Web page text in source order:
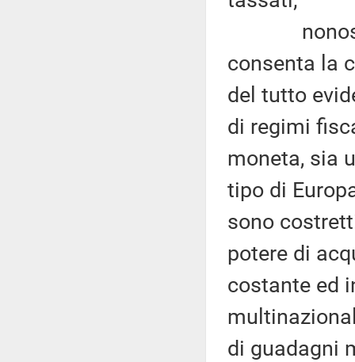
consenta la
del tutto
di regimi
moneta, sia
tipo di
sono
potere di
costante ed
di guadagni